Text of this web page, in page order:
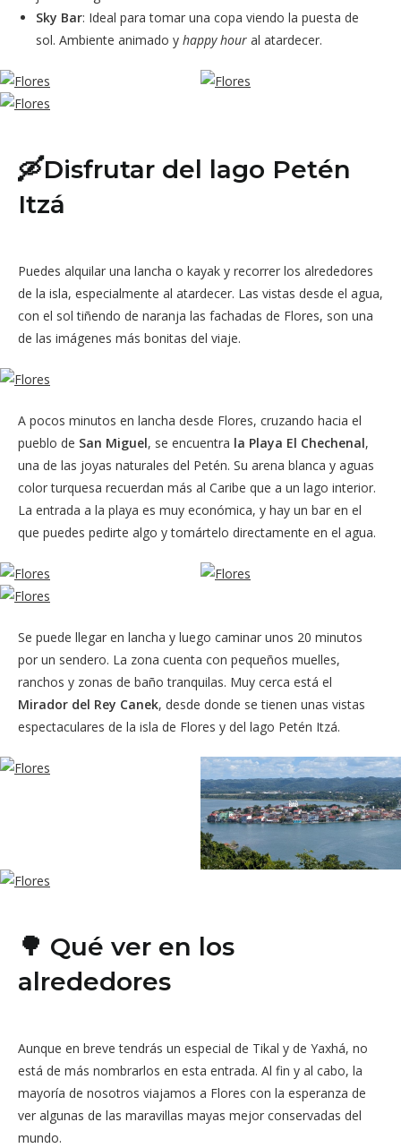
Sky Bar: Ideal para tomar una copa viendo la puesta de
sol. Ambiente animado y happy hour al atardecer.
🛶Disfrutar del lago Petén
Itzá
Puedes alquilar una lancha o kayak y recorrer los alrededores
de la isla, especialmente al atardecer. Las vistas desde el agua,
con el sol tiñendo de naranja las fachadas de Flores, son una
de las imágenes más bonitas del viaje.
A pocos minutos en lancha desde Flores, cruzando hacia el
pueblo de San Miguel, se encuentra la Playa El Chechenal,
una de las joyas naturales del Petén. Su arena blanca y aguas
color turquesa recuerdan más al Caribe que a un lago interior.
La entrada a la playa es muy económica, y hay un bar en el
que puedes pedirte algo y tomártelo directamente en el agua.
Se puede llegar en lancha y luego caminar unos 20 minutos
por un sendero. La zona cuenta con pequeños muelles,
ranchos y zonas de baño tranquilas. Muy cerca está el
Mirador del Rey Canek, desde donde se tienen unas vistas
espectaculares de la isla de Flores y del lago Petén Itzá.
🌳 Qué ver en los
alrededores
Aunque en breve tendrás un especial de Tikal y de Yaxhá, no
está de más nombrarlos en esta entrada. Al fin y al cabo, la
mayoría de nosotros viajamos a Flores con la esperanza de
ver algunas de las maravillas mayas mejor conservadas del
mundo.